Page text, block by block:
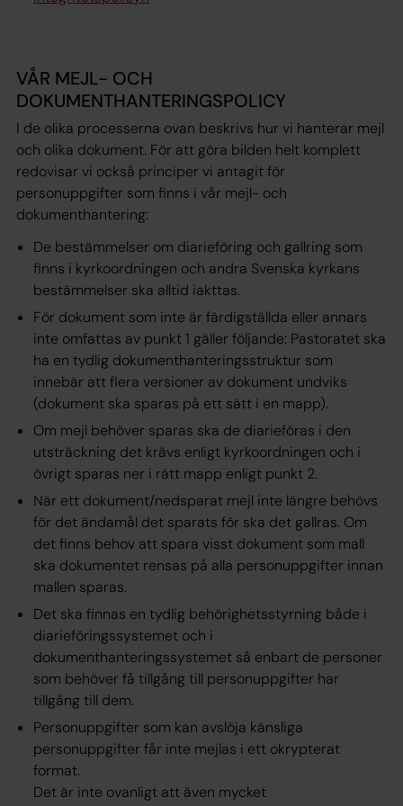
VÅR MEJL- OCH
DOKUMENTHANTERINGSPOLICY
I de olika processerna ovan beskrivs hur vi hanterar mejl
och olika dokument. För att göra bilden helt komplett
redovisar vi också principer vi antagit för
personuppgifter som finns i vår mejl- och
dokumenthantering:
De bestämmelser om diarieföring och gallring som
finns i kyrkoordningen och andra Svenska kyrkans
bestämmelser ska alltid iakttas.
För dokument som inte är färdigställda eller annars
inte omfattas av punkt 1 gäller följande: Pastoratet ska
ha en tydlig dokumenthanteringsstruktur som
innebär att flera versioner av dokument undviks
(dokument ska sparas på ett sätt i en mapp).
Om mejl behöver sparas ska de diarieföras i den
utsträckning det krävs enligt kyrkoordningen och i
övrigt sparas ner i rätt mapp enligt punkt 2.
När ett dokument/nedsparat mejl inte längre behövs
för det ändamål det sparats för ska det gallras. Om
det finns behov att spara visst dokument som mall
ska dokumentet rensas på alla personuppgifter innan
mallen sparas.
Det ska finnas en tydlig behörighetsstyrning både i
diarieföringssystemet och i
dokumenthanteringssystemet så enbart de personer
som behöver få tillgång till personuppgifter har
tillgång till dem.
Personuppgifter som kan avslöja känsliga
personuppgifter får inte mejlas i ett okrypterat
format.
Det är inte ovanligt att även mycket